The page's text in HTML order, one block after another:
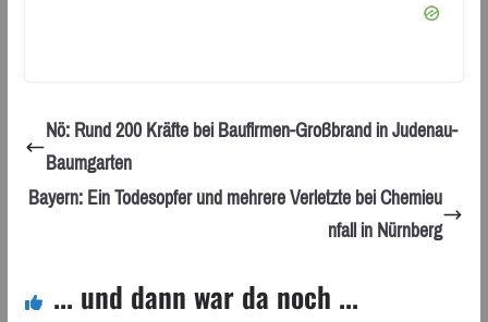
Nö: Rund 200 Kräfte bei Baufirmen-Großbrand in Judenau-
Baumgarten
Bayern: Ein Todesopfer und mehrere Verletzte bei Chemieu
nfall in Nürnberg
... und dann war da noch ...